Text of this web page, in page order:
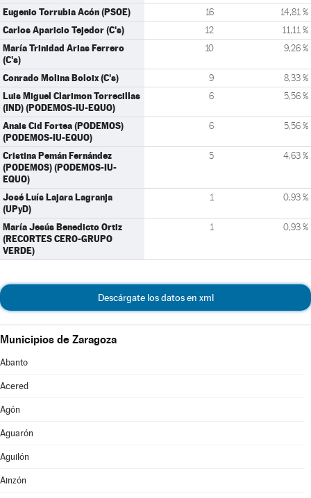
Eugenio Torrubia Acón (PSOE) 16 14,81 %
Carlos Aparicio Tejedor (C's) 12 11,11 %
María Trinidad Arias Ferrero
(C's)
10 9,26 %
Conrado Molina Boloix (C's) 9 8,33 %
Luis Miguel Clarimon Torrecillas
(IND) (PODEMOS-IU-EQUO)
6 5,56 %
Anais Cid Fortea (PODEMOS)
(PODEMOS-IU-EQUO)
6 5,56 %
Cristina Pemán Fernández
(PODEMOS) (PODEMOS-IU-
EQUO)
5 4,63 %
José Luís Lajara Lagranja
(UPyD)
1 0,93 %
María Jesús Benedicto Ortiz
(RECORTES CERO-GRUPO
VERDE)
1 0,93 %
Descárgate los datos en xml
Municipios de Zaragoza
Abanto
Acered
Agón
Aguarón
Aguilón
Ainzón